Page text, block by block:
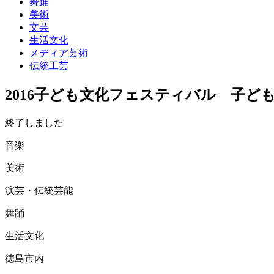
美術
文芸
生活文化
メディア芸術
伝統工芸
2016子ども文化フェスティバル 子ど
終了しました
音楽
美術
演芸・伝統芸能
舞踊
生活文化
徳島市内